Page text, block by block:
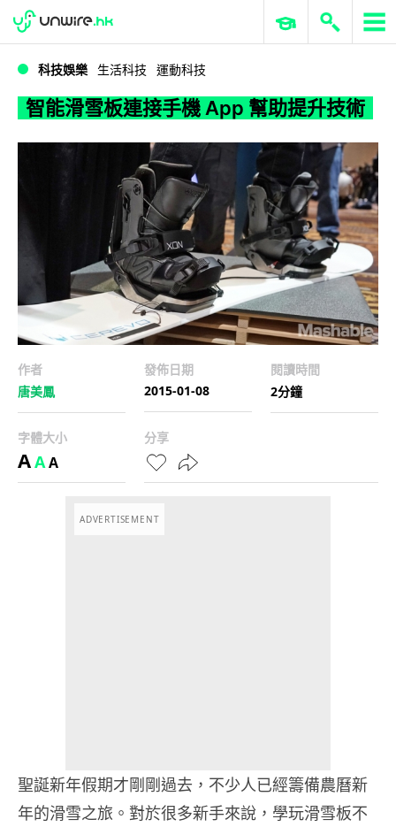
智能滑雪板連接手機 App 幫助提升技術
WWDC 2026 ERP 與商業 AI
科技娛樂 生活科技 運動科技
智能滑雪板連接手機 App 幫助提升技術
作者
唐美鳳
發佈日期
2015-01-08
閱讀時間
2分鐘
字體大小
AAA
分享
ADVERTISEMENT
聖誕新年假期才剛剛過去，不少人已經籌備農曆新
年的滑雪之旅。對於很多新手來說，學玩滑雪板不